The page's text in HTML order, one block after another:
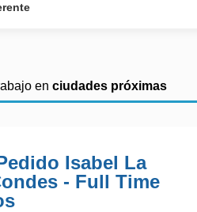
en ciudades próximas
Isabel La
- Full Time